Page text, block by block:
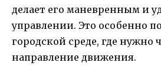
делает его маневренным и
управлении. Это особенно
городской среде, где нужно
направление движения.